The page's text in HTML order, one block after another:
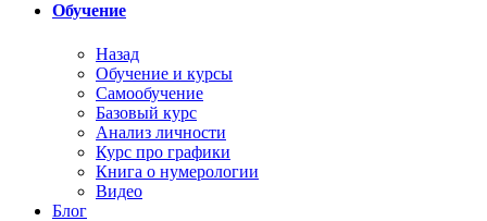
Обучение
Назад
Обучение и курсы
Самообучение
Базовый курс
Анализ личности
Курс про графики
Книга о нумерологии
Видео
Блог